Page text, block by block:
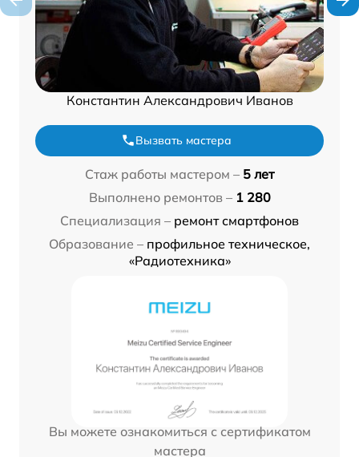
Константин Александрович Иванов
Вызвать мастера
Стаж работы мастером – 5 лет
Выполнено ремонтов – 1 280
Специализация – ремонт смартфонов
Образование – профильное техническое,
«Радиотехника»
Вы можете ознакомиться с сертификатом
мастера